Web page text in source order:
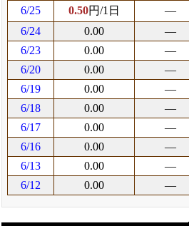
6/25
0.50円/1日
―
6/24
0.00
―
6/23
0.00
―
6/20
0.00
―
6/19
0.00
―
6/18
0.00
―
6/17
0.00
―
6/16
0.00
―
6/13
0.00
―
6/12
0.00 ―